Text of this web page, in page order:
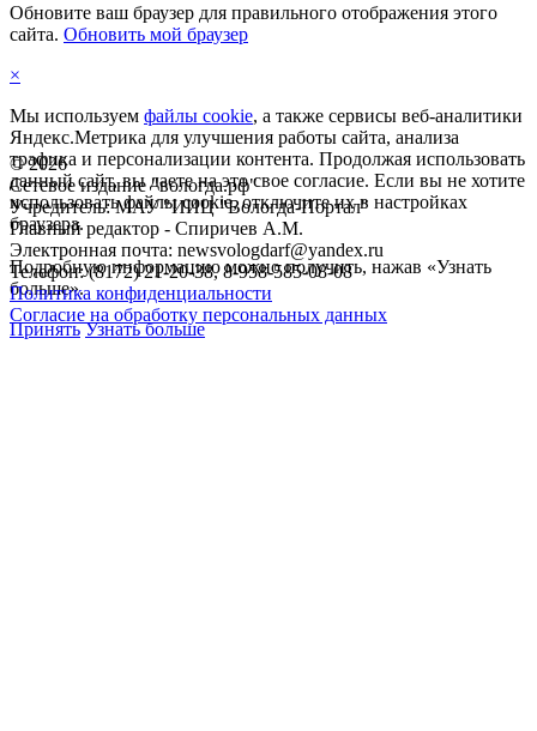
©2026
Сетевое издание "вологда.рф"
Учредитель: МАУ "ИИЦ "Вологда-Портал"
Главный редактор - Спиричев А.М.
Электронная почта: newsvologdarf@yandex.ru
Телефон: (8172) 21-20-38, 8-958-585-08-08
Политика конфиденциальности
Согласие на обработку персональных данных
Обновите ваш браузер для правильного отображения этого
сайта. Обновить мой браузер
×
Мы используем файлы cookie, а также сервисы веб-аналитики
Яндекс.Метрика для улучшения работы сайта, анализа
трафика и персонализации контента. Продолжая использовать
данный сайт, вы даете на это свое согласие. Если вы не хотите
использовать файлы cookie, отключите их в настройках
браузера.
Подробную информацию можно получить, нажав «Узнать
больше».
Принять Узнать больше